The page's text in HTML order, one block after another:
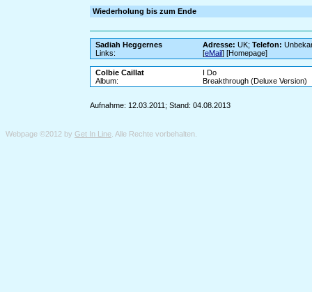
Wiederholung bis zum Ende
Sadiah Heggernes Adresse: UK;Telefon:
Links:
[eMail] [Homepage]
Colbie Caillat
I Do
Album:
Breakthrough (Deluxe Version)
Aufnahme: 12.03.2011; Stand: 04.08.2013
Webpage ©2012 by Get In Line . Alle Rechte vorbehalten.